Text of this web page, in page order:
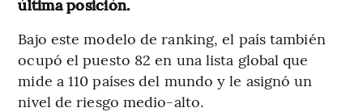
última posición.
Bajo este modelo de ranking, el país también
ocupó el puesto 82 en una lista global que
mide a 110 países del mundo y le asignó un
nivel de riesgo medio-alto.